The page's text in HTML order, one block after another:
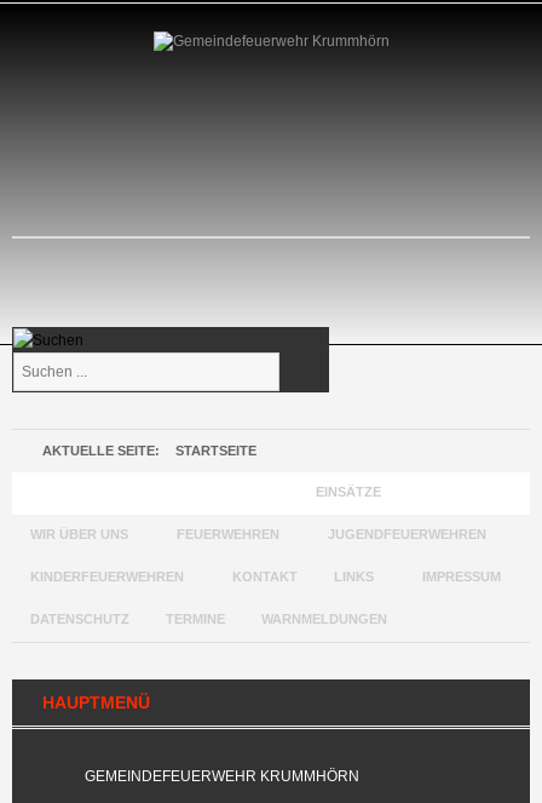
AKTUELLE SEITE: STARTSEITE
EINSÄTZE
WIR ÜBER UNS FEUERWEHREN JUGENDFEUERWEHREN
KINDERFEUERWEHREN KONTAKT LINKS IMPRESSUM
DATENSCHUTZ TERMINE WARNMELDUNGEN
HAUPTMENÜ
GEMEINDEFEUERWEHR KRUMMHÖRN